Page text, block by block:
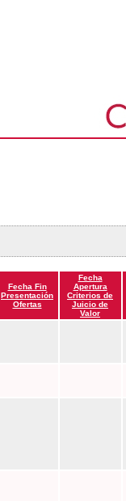
Fecha Fin
Presentación
Ofertas
Fecha
Apertura
Criterios de
Juicio de
Valor